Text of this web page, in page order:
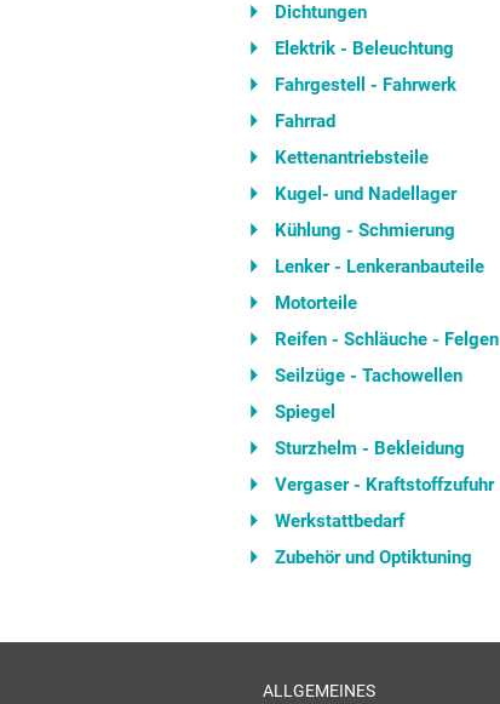
Dichtungen
Elektrik - Beleuchtung
Fahrgestell - Fahrwerk
Fahrrad
Kettenantriebsteile
Kugel- und Nadellager
Kühlung - Schmierung
Lenker - Lenkeranbauteile
Motorteile
Reifen - Schläuche - Felgen
Seilzüge - Tachowellen
Spiegel
Sturzhelm - Bekleidung
Vergaser - Kraftstoffzufuhr
Werkstattbedarf
Zubehör und Optiktuning
ALLGEMEINES